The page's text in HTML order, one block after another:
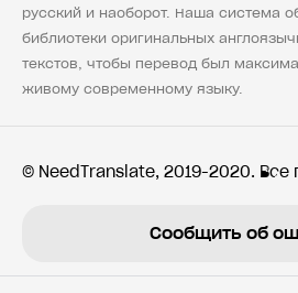
русский и наоборот. Наша система
библиотеки оригинальных
текстов, чтобы перевод был
живому современному языку.
© NeedTranslate, 2019-2020.
Сообщить об